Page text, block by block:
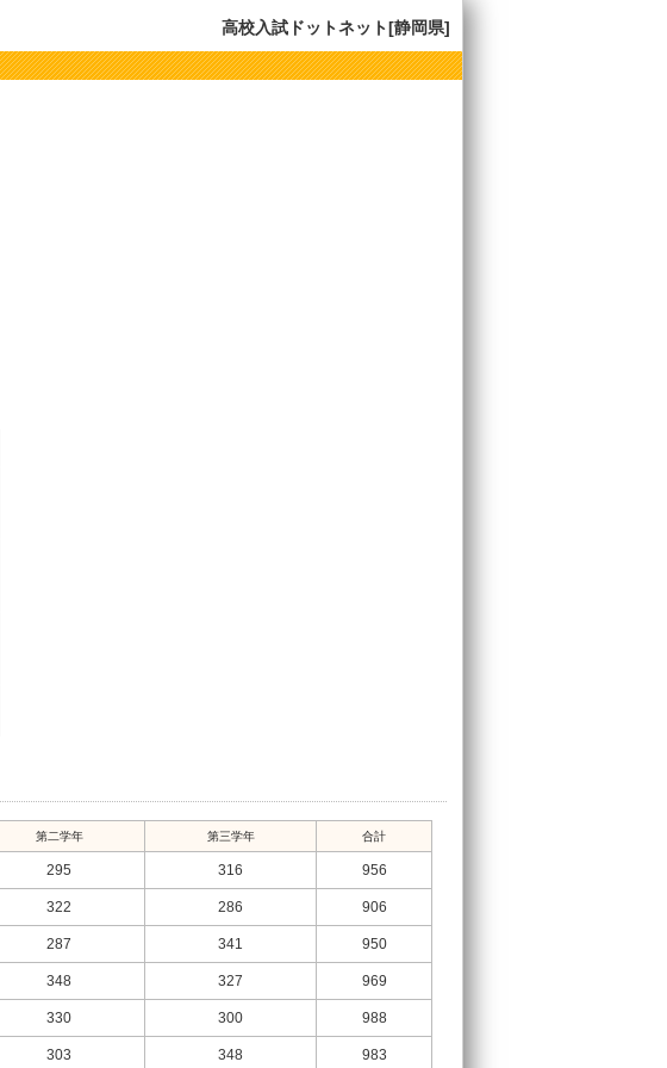
高校入試ドットネット[静岡県]
第二学年 第三学年 合計
295 316 956
322 286 906
287 341 950
348 327 969
330 300 988
303 348 983